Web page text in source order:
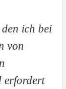
ich bei
von
erfordert